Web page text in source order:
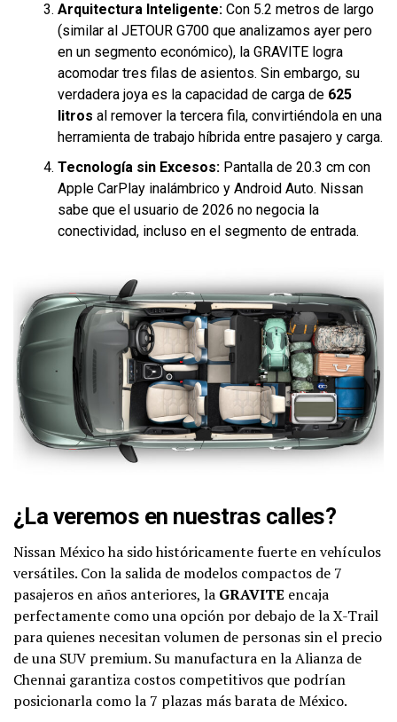
Arquitectura Inteligente: Con 5.2 metros de largo
(similar al JETOUR G700 que analizamos ayer pero
en un segmento económico), la GRAVITE logra
acomodar tres filas de asientos. Sin embargo, su
verdadera joya es la capacidad de carga de 625
litros al remover la tercera fila, convirtiéndola en una
herramienta de trabajo híbrida entre pasajero y carga.
Tecnología sin Excesos: Pantalla de 20.3 cm con
Apple CarPlay inalámbrico y Android Auto. Nissan
sabe que el usuario de 2026 no negocia la
conectividad, incluso en el segmento de entrada.
¿La veremos en nuestras calles?
Nissan México ha sido históricamente fuerte en vehículos
versátiles. Con la salida de modelos compactos de 7
pasajeros en años anteriores, la GRAVITE encaja
perfectamente como una opción por debajo de la X-Trail
para quienes necesitan volumen de personas sin el precio
de una SUV premium. Su manufactura en la Alianza de
Chennai garantiza costos competitivos que podrían
posicionarla como la 7 plazas más barata de México.